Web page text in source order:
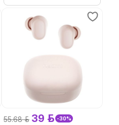
55.68 р. 39 р. -30%